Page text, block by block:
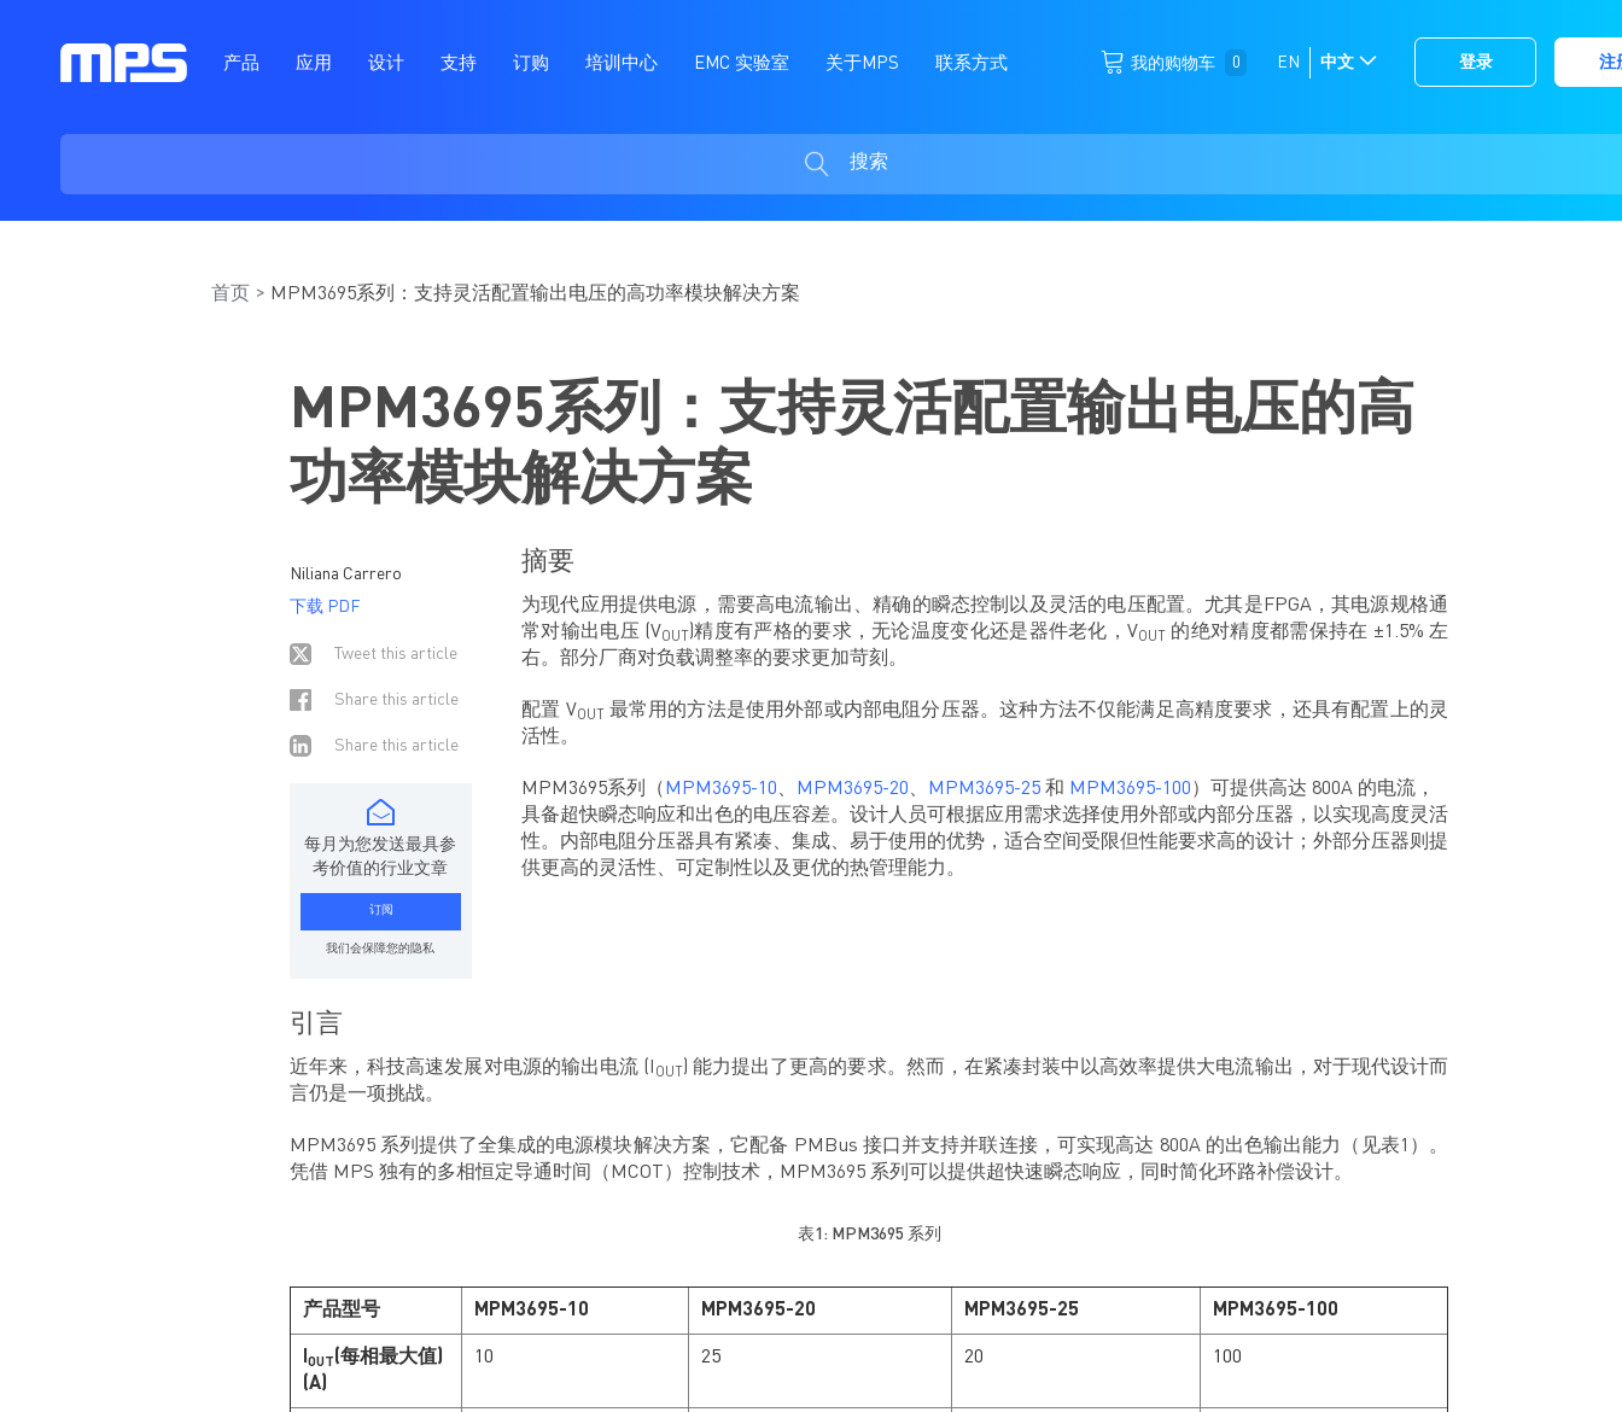
产品 应用 设计 支持 订购 培训中心 EMC 实验室 关于MPS 联系方式 我的购物车 0 登录 注
跳
到
EN
选
中文
搜索
首页 MPM3695系列：支持灵活配置输出电压的高功率模块解决方案
MPM3695系列：支持灵活配置输出电压的高
功率模块解决方案
Niliana Carrero
下载 PDF
Tweet this article
Share this article
Share this article
每月为您发送最具参
考价值的行业文章
订阅
我们会保障您的隐私
摘要
为现代应用提供电源，需要高电流输出、精确的瞬态控制以及灵活的电压配置。尤其是FPGA，其电源规格通
常对输出电压 (VOUT )精度有严格的要求，无论温度变化还是器件老化，VOUT
的绝对精度都需保持在 ±1.5% 左
右。部分厂商对负载调整率的要求更加苛刻。
配置 VOUT 最常用的方法是使用外部或内部电阻分压器。这种方法不仅能满足高精度要求，还具有配置上的灵
活性。
MPM3695系列（ MPM3695-10、 MPM3695-20、 MPM3695-25 和 MPM3695-100 ）可提供高达 800A 的电流，
具备超快瞬态响应和出色的电压容差。设计人员可根据应用需求选择使用外部或内部分压器，以实现高度灵活
性。内部电阻分压器具有紧凑、集成、易于使用的优势，适合空间受限但性能要求高的设计；外部分压器则提
供更高的灵活性、可定制性以及更优的热管理能力。
引言
近年来，科技高速发展对电源的输出电流 (I OUT ) 能力提出了更高的要求。然而，在紧凑封装中以高效率提供大电流输出，对于现代设计而
言仍是一项挑战。
MPM3695 系列提供了全集成的电源模块解决方案，它配备 PMBus 接口并支持并联连接，可实现高达 800A 的出色输出能力（见表1）。
凭借 MPS 独有的多相恒定导通时间（MCOT）控制技术，MPM3695 系列可以提供超快速瞬态响应，同时简化环路补偿设计。
表1: MPM3695 系列
产品型号 MPM3695-10 MPM3695-20 MPM3695-25 MPM3695-100
OUT(每相最大值)
(A)
10 25 20 100